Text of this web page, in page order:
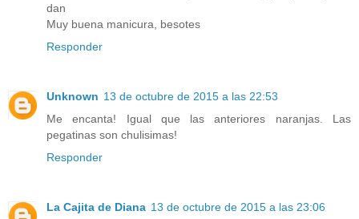
dan
Muy buena manicura, besotes
Responder
Unknown 13 de octubre de 2015 a las 22:53
Me encanta! Igual que las anteriores naranjas. Las
pegatinas son chulisimas!
Responder
La Cajita de Diana 13 de octubre de 2015 a las 23:06